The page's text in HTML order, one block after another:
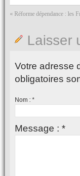
« Réforme dépendance : les
Laisser
Votre adresse
obligatoires
Nom : *
Message : *